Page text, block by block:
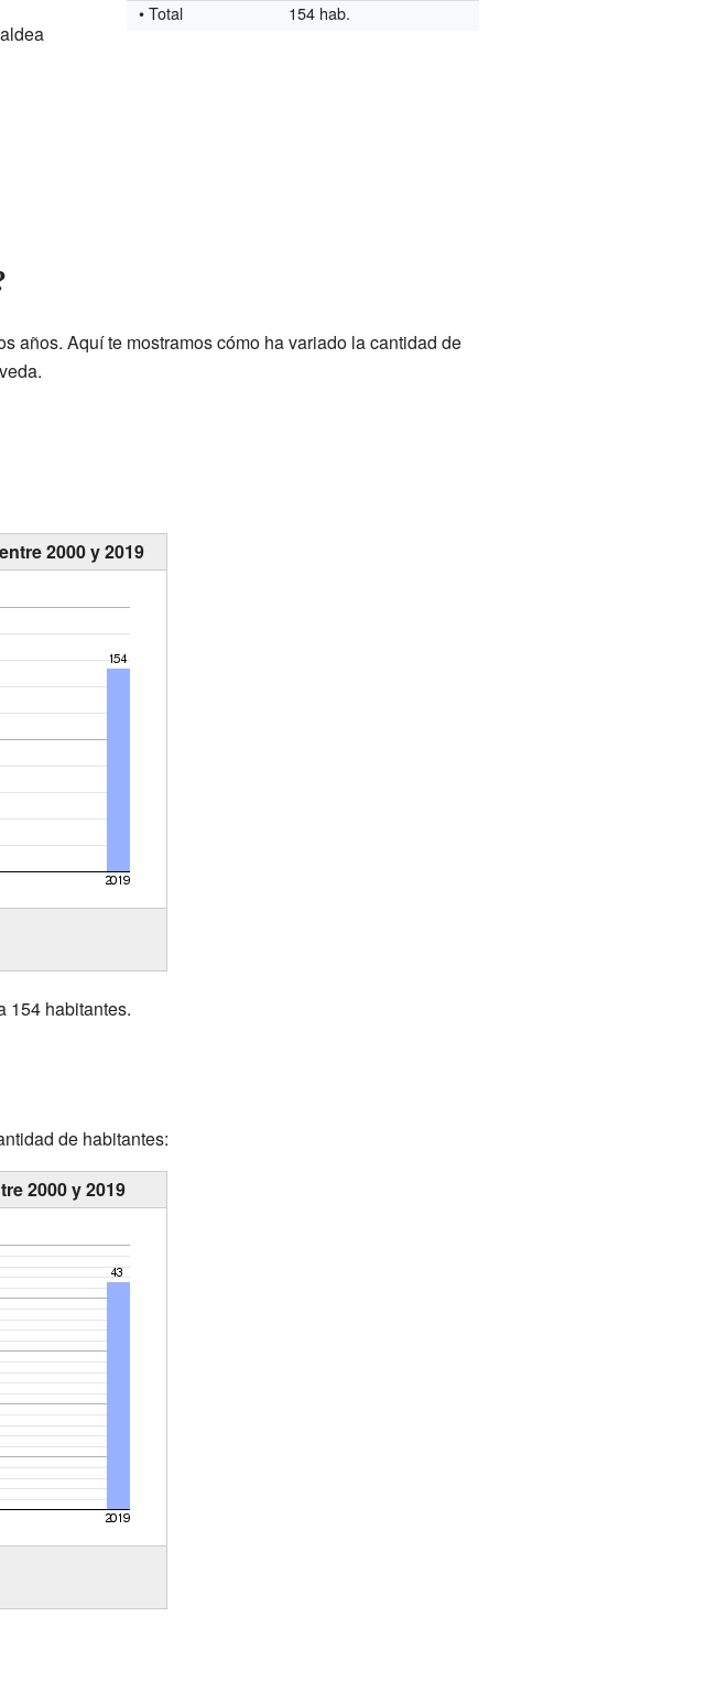
• Total 154 hab.
años. Aquí te mostramos cómo ha variado la cantidad de
2000 y 2019
154 habitantes.
de habitantes:
2000 y 2019